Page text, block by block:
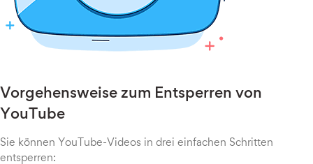
Vorgehensweise zum Entsperren von
YouTube
Sie können YouTube-Videos in drei einfachen Schritten
entsperren: